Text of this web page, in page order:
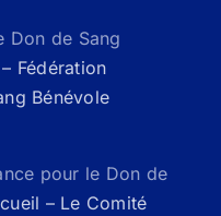
Don de Sang
Fédération
Bénévole
pour le Don de
– Le Comité